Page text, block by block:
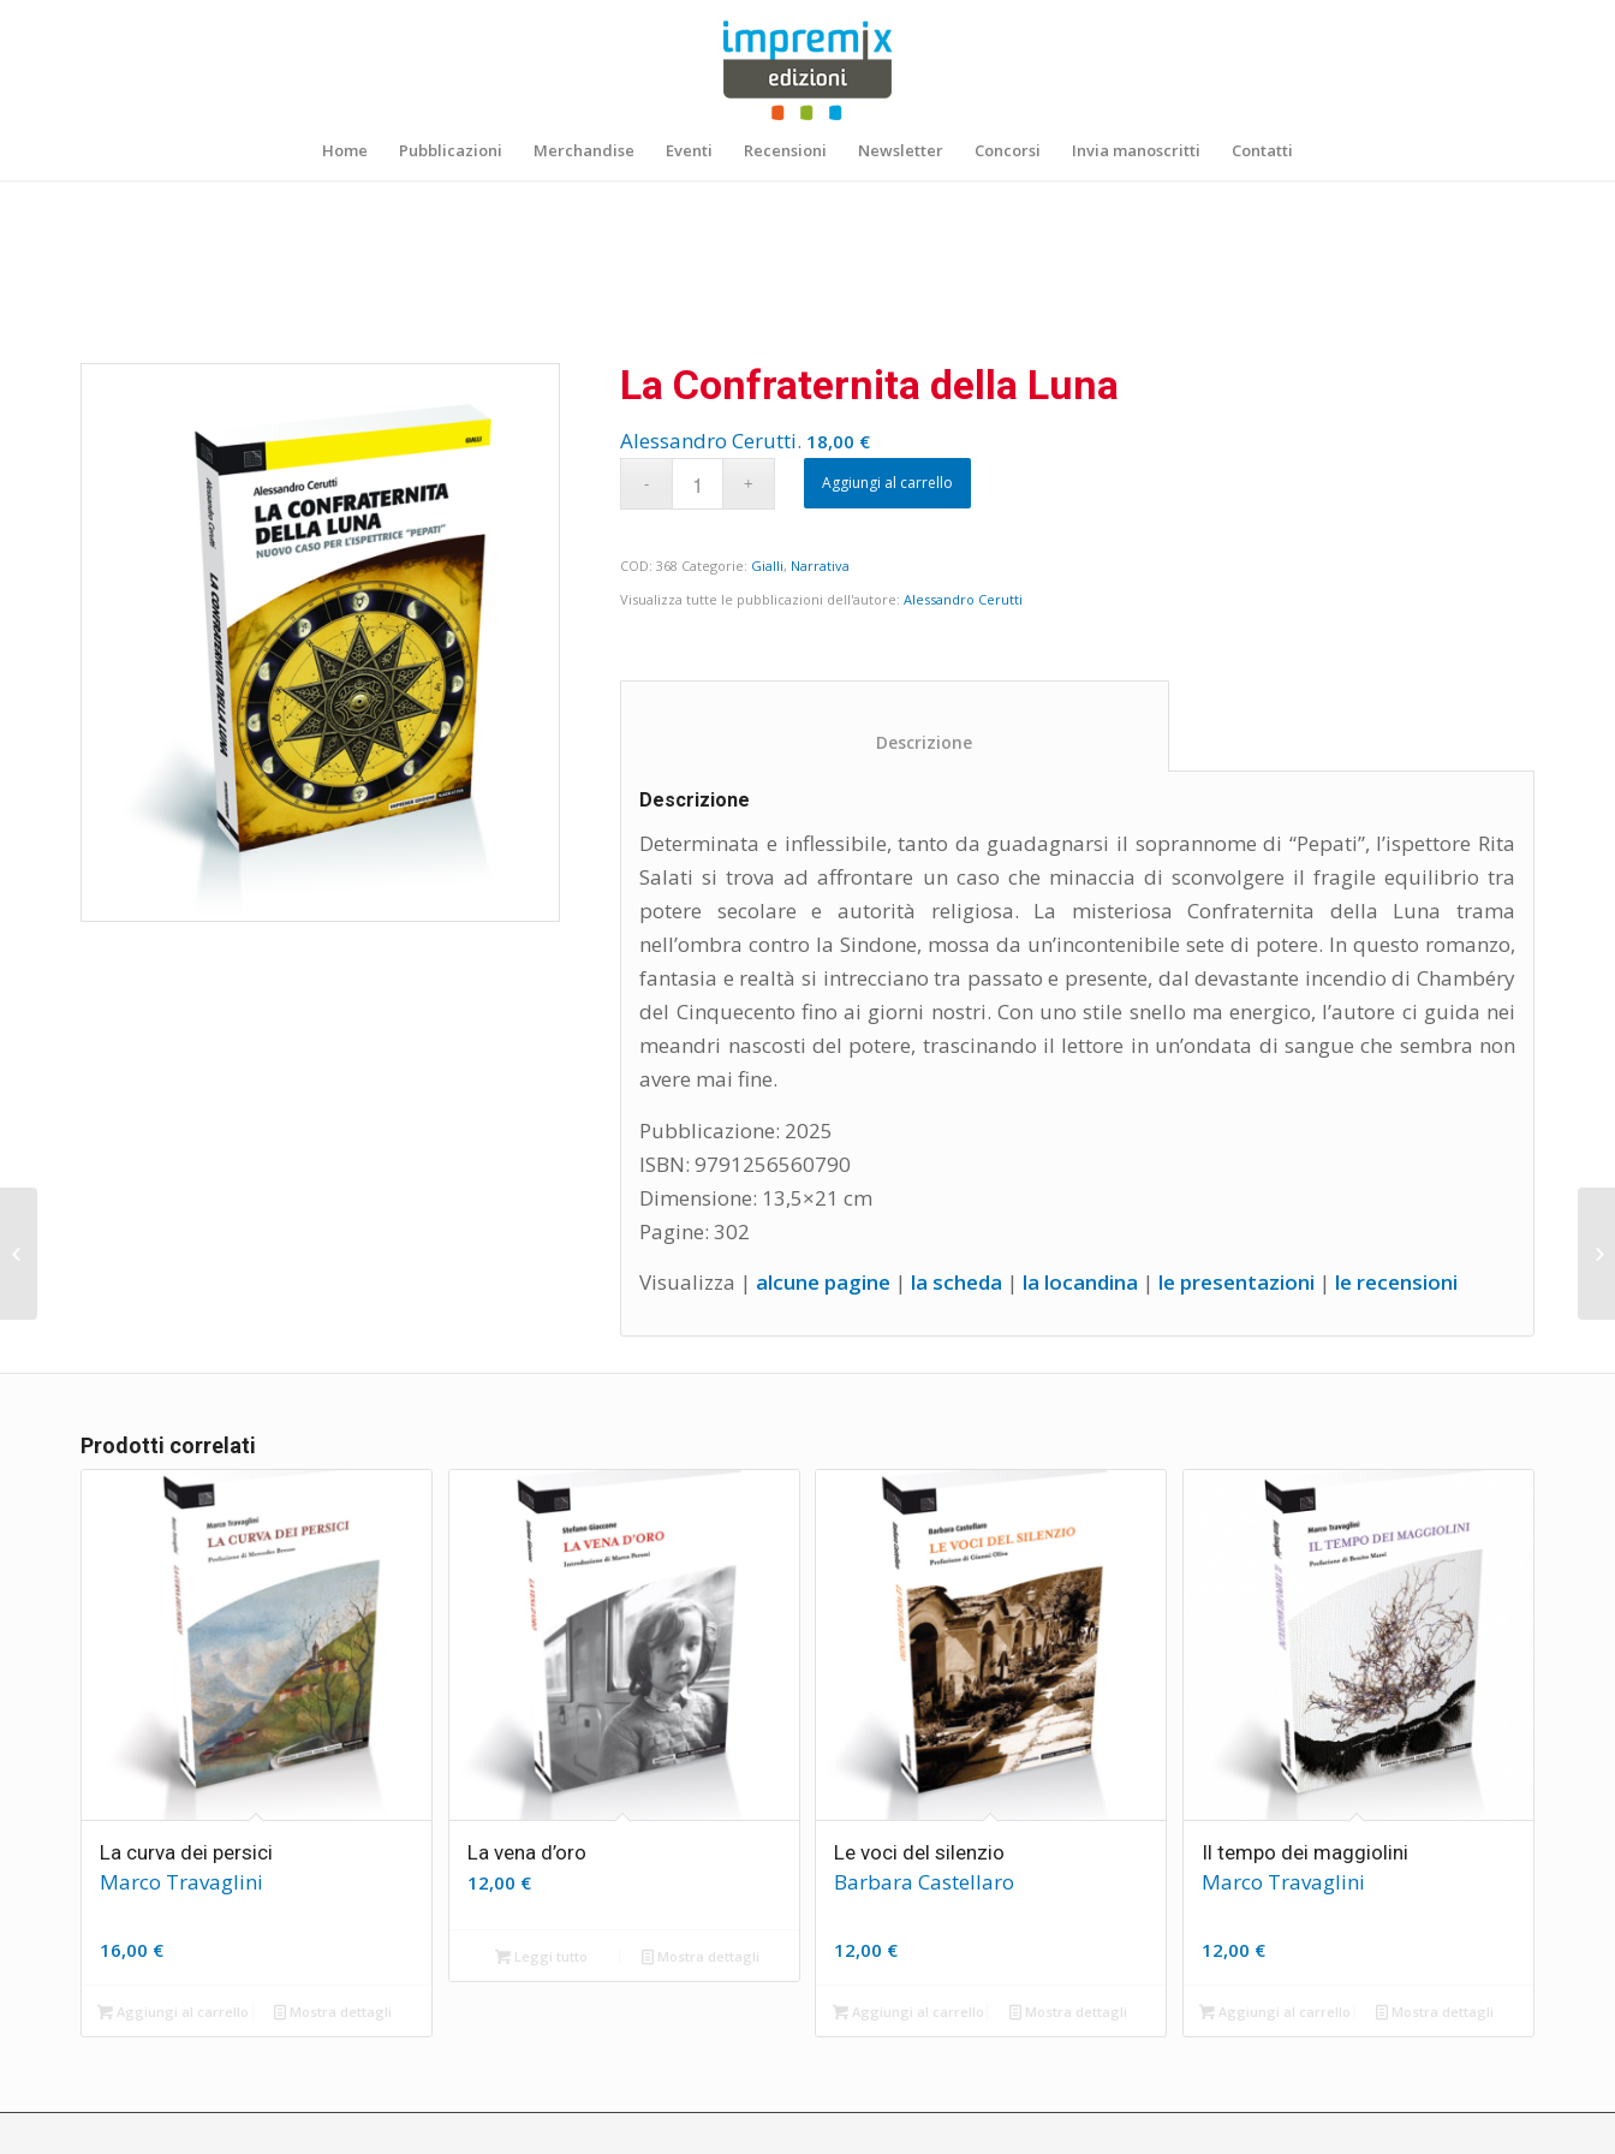
Home Pubblicazioni Merchandise Eventi Recensioni Newsletter Concorsi Invia manoscritti Contatti
La Confraternita della Luna
Alessandro Cerutti. 18,00 €
Aggiungi al carrello
COD:368 Categorie: Gialli, Narrativa
Visualizza tutte le pubblicazioni dell'autore:Alessandro Cerutti
Descrizione
Determinata e inflessibile, tanto da guadagnarsi il soprannome di “Pepati”, l’ispettore Rita
Salati si trova ad affrontare un caso che minaccia di sconvolgere il fragile equilibrio tra
potere secolare e autorità religiosa. La misteriosa Confraternita della Luna trama
nell’ombra contro la Sindone, mossa da un’incontenibile sete di potere. In questo romanzo,
fantasia e realtà si intrecciano tra passato e presente, dal devastante incendio di Chambéry
del Cinquecento fino ai giorni nostri. Con uno stile snello ma energico, l’autore ci guida nei
meandri nascosti del potere, trascinando il lettore in un’ondata di sangue che sembra non
avere mai fine.
Pubblicazione: 2025
ISBN: 9791256560790
Dimensione: 13,5×21 cm
Pagine: 302
Visualizza | alcune pagine | la scheda | la locandina | le presentazioni | le recensioni
Prodotti correlati
La curva dei persici
Marco Travaglini
16,00 €
Aggiungi al carrello Mostra dettagli
La vena d’oro
12,00 €
Leggi tutto Mostra dettagli
Le voci del silenzio
Barbara Castellaro
12,00 €
Aggiungi al carrello Mostra dettagli
Il tempo dei maggiolini
Marco Travaglini
12,00 €
Aggiungi al carrello Mostra dettagli